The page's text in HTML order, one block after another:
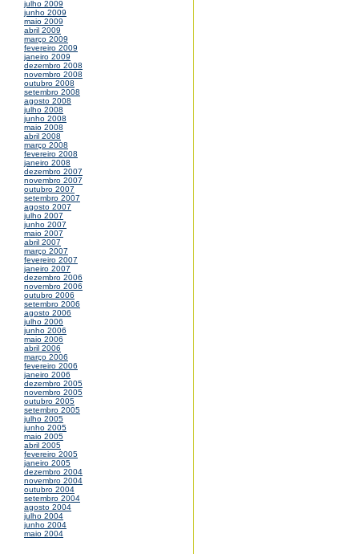
julho 2009
junho 2009
maio 2009
abril 2009
março 2009
fevereiro 2009
janeiro 2009
dezembro 2008
novembro 2008
outubro 2008
setembro 2008
agosto 2008
julho 2008
junho 2008
maio 2008
abril 2008
março 2008
fevereiro 2008
janeiro 2008
dezembro 2007
novembro 2007
outubro 2007
setembro 2007
agosto 2007
julho 2007
junho 2007
maio 2007
abril 2007
março 2007
fevereiro 2007
janeiro 2007
dezembro 2006
novembro 2006
outubro 2006
setembro 2006
agosto 2006
julho 2006
junho 2006
maio 2006
abril 2006
março 2006
fevereiro 2006
janeiro 2006
dezembro 2005
novembro 2005
outubro 2005
setembro 2005
julho 2005
junho 2005
maio 2005
abril 2005
fevereiro 2005
janeiro 2005
dezembro 2004
novembro 2004
outubro 2004
setembro 2004
agosto 2004
julho 2004
junho 2004
maio 2004